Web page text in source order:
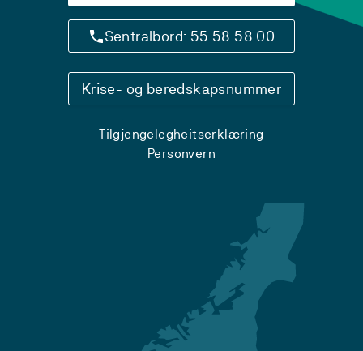
Sentralbord: 55 58 58 00
Krise- og beredskapsnummer
Tilgjengelegheitserklæring
Personvern